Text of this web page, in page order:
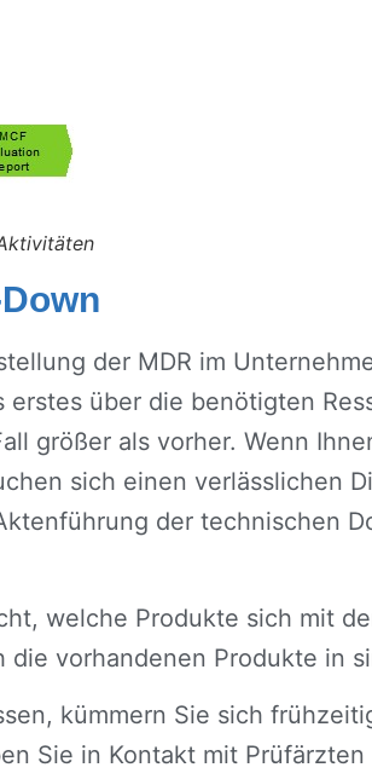
der MDR im
über die benötigten
größer als vorher. Wenn
sich einen verlässlichen
der technischen
welche Produkte sich mit
vorhandenen Produkte in
kümmern Sie sich
Sie in Kontakt mit